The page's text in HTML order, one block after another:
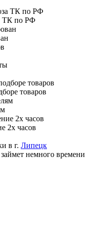
ТК по РФ
товаров
2х часов
в г. Липецк
немного времени